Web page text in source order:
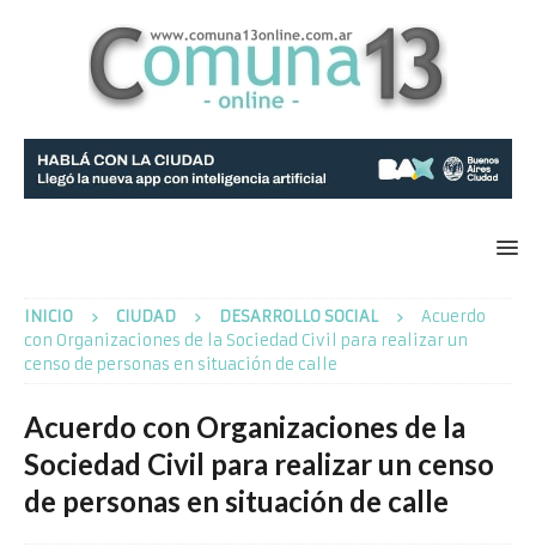
INICIO CIUDAD DESARROLLO SOCIAL
Acuerdo
con Organizaciones de la Sociedad Civil para realizar un
censo de personas en situación de calle
Acuerdo con Organizaciones de la
Sociedad Civil para realizar un censo
de personas en situación de calle